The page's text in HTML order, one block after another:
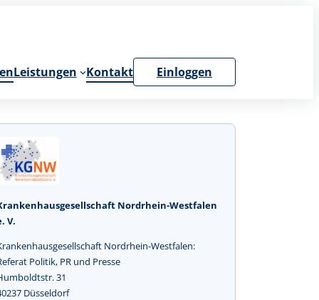
Leistungen Kontakt Einloggen
Nordrhein-Westfalen
V.
Nordrhein-Westfalen:
Politik, PR und Presse
31
Düsseldorf